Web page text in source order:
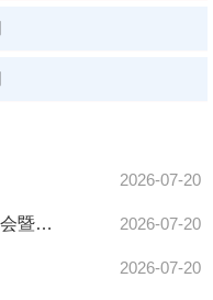
2026-07-20
习近平出席2026世界人工智能大会暨人工智能全球治理高级别会议开幕式并发表主旨讲话 2026-07-20
2026-07-20